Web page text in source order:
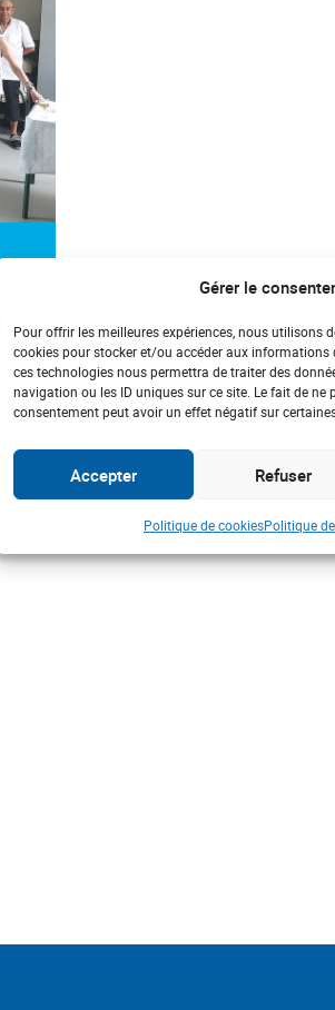
Gérer le
Pour offrir les meilleures expériences, nous utilisons
cookies pour stocker et/ou accéder aux informations
ces technologies nous permettra de traiter des
navigation ou les ID uniques sur ce site. Le fait de ne
consentement peut avoir un effet négatif sur
Accepter Refuser
Politique de cookiesPolitique